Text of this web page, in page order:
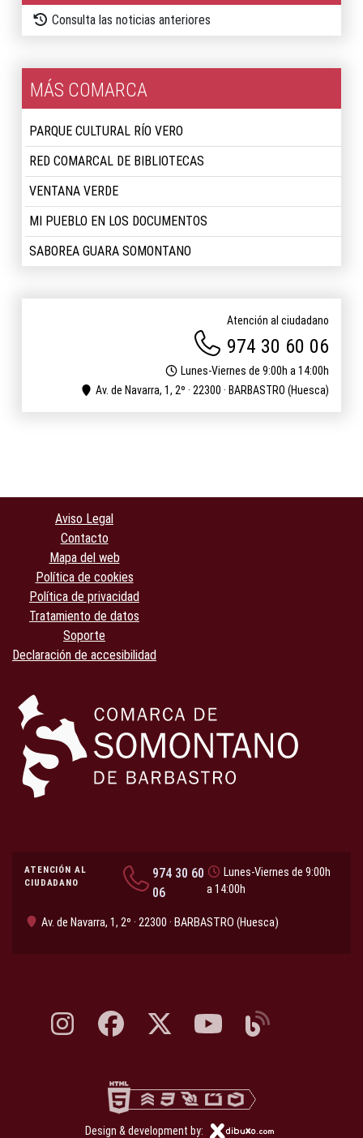
Consulta las noticias anteriores
MÁS COMARCA
PARQUE CULTURAL RÍO VERO
RED COMARCAL DE BIBLIOTECAS
VENTANA VERDE
MI PUEBLO EN LOS DOCUMENTOS
SABOREA GUARA SOMONTANO
Atención al ciudadano
974 30 60 06
Lunes-Viernes de 9:00h a 14:00h
Av. de Navarra, 1, 2º · 22300 · BARBASTRO (Huesca)
Aviso Legal
Contacto
Mapa del web
Política de cookies
Política de privacidad
Tratamiento de datos
Soporte
Declaración de accesibilidad
ATENCIÓN AL
CIUDADANO
974 30 60
06
Lunes-Viernes de 9:00h
a 14:00h
Av. de Navarra, 1, 2º · 22300 · BARBASTRO (Huesca)
Instagram, abre en nueva pestaña
Facebook, abre en nueva pestaña
X, antes Twitter, abre en nueva pestaña
YouTube, abre en nueva
Blog, abre en nueva
Design & development by: